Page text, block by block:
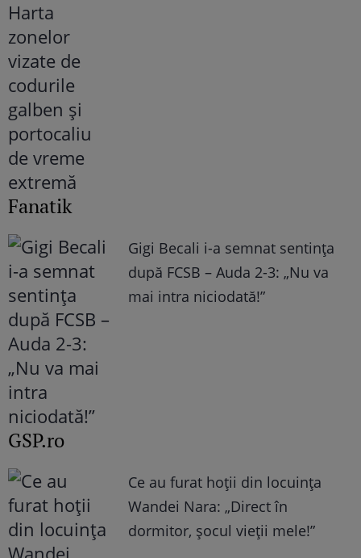
Fanatik
Gigi Becali i-a semnat sentința
după FCSB – Auda 2-3: „Nu va
mai intra niciodată!”
GSP.ro
Ce au furat hoții din locuința
Wandei Nara: „Direct în
dormitor, șocul vieții mele!”